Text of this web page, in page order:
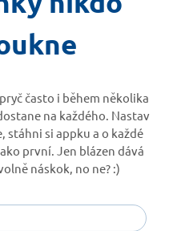
často i během několika
na každého. Nastav
stáhni si appku a o každé
první. Jen blázen dává
náskok, no ne? :)